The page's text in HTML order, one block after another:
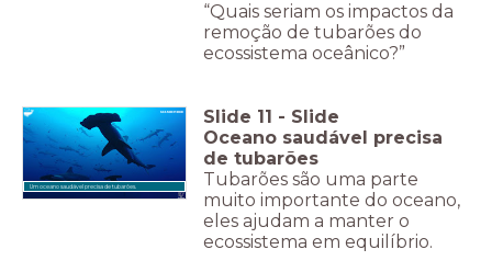
“Quais seriam os impactos da
remoção de tubarões do
ecossistema oceânico?”
Um oceano saudável precisa de tubarões.
Slide 11 - Slide
Oceano saudável precisa
de tubarões
Tubarões são uma parte
muito importante do oceano,
eles ajudam a manter o
ecossistema em equilíbrio.